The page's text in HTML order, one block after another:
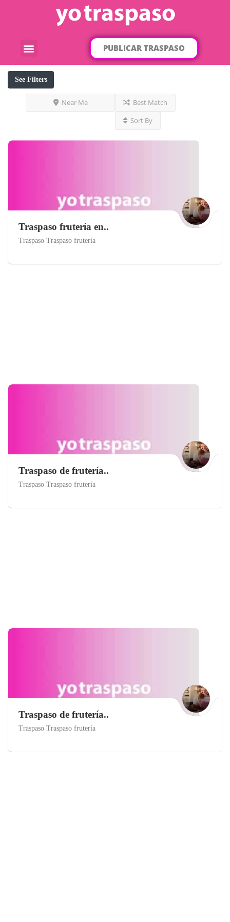
PUBLICAR TRASPASO
See Filters
Near Me
Best Match
Sort By
Traspaso frutería en..
Traspaso Traspaso frutería
Traspaso de frutería..
Traspaso Traspaso frutería
Traspaso de frutería..
Traspaso Traspaso frutería